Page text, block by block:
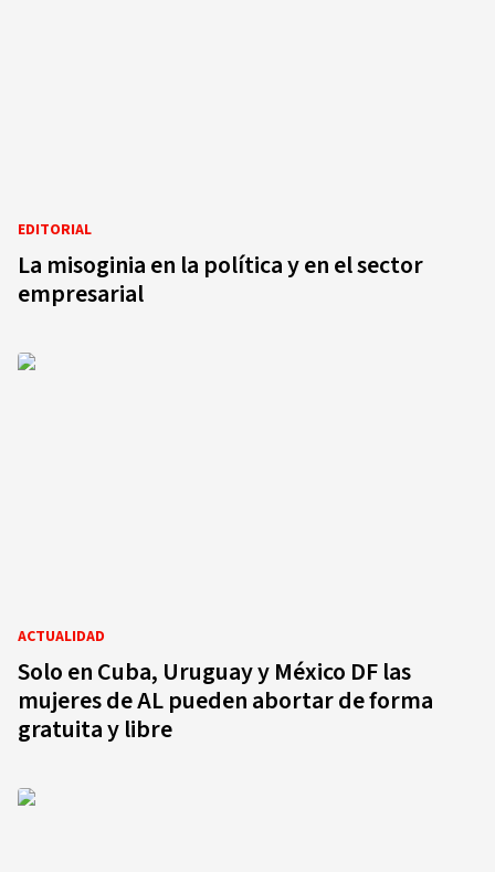
EDITORIAL
La misoginia en la política y en el sector
empresarial
ACTUALIDAD
Solo en Cuba, Uruguay y México DF las
mujeres de AL pueden abortar de forma
gratuita y libre